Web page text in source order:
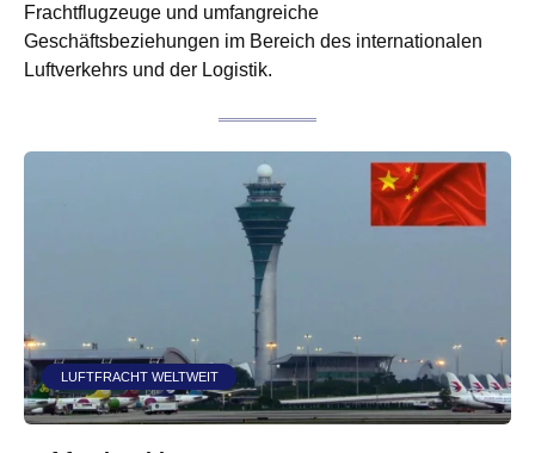
Frachtflugzeuge und umfangreiche
Geschäftsbeziehungen im Bereich des internationalen
Luftverkehrs und der Logistik.
LUFTFRACHT WELTWEIT